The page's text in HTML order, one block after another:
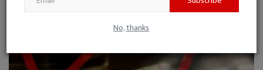
No, thanks